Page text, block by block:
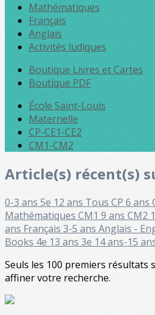
Mathématiques
Français
Anglais
Activités ludiques
Boutique Livres et Cartes
Boutique PDF
École Saint-Louis
Maternelle
CP-CE1-CE2
CM1-CM2
Article(s) récent(s)
0-3 ans 5e 12 ans Tous CP 6 ans
Mathématiques CM1 9 ans CM2
ans Français 3-5 ans Anglais -
Books 4e 13 ans 3e 14 ans-15
Seuls les 100 premiers résultats
affiner votre recherche.